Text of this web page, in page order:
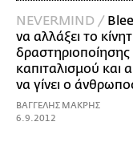
NEVERMIND /
να αλλάξει το
δραστηριοποίησης
καπιταλισμού και
να γίνει ο
ΒΑΓΓΕΛΗΣ ΜΑΚΡΗΣ
6.9.2012